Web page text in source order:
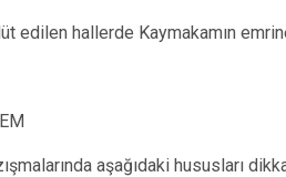
edilen hallerde Kaymakamın
aşağıdaki hususları